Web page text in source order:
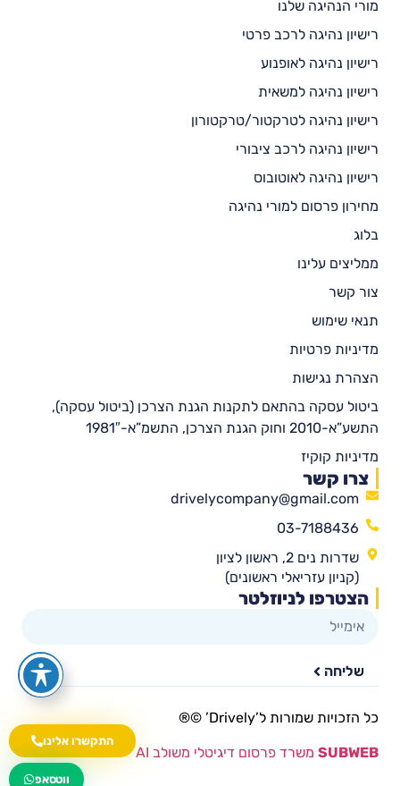
התקשרו אלינו
wa.me/535216644
ווטסאפ
מורי הנהיגה שלנו
רישיון נהיגה לרכב פרטי
רישיון נהיגה לאופנוע
רישיון נהיגה למשאית
רישיון נהיגה לטרקטור/טרקטורון
רישיון נהיגה לרכב ציבורי
רישיון נהיגה לאוטובוס
מחירון פרסום למורי נהיגה
בלוג
ממליצים עלינו
צור קשר
תנאי שימוש
מדיניות פרטיות
הצהרת נגישות
ביטול עסקה בהתאם לתקנות הגנת הצרכן (ביטול עסקה),
התשע”א-2010 וחוק הגנת הצרכן, התשמ”א-1981″
מדיניות קוקיז
צרו קשר
drivelycompany@gmail.com
03-7188436
שדרות נים 2, ראשון לציון
(קניון עזריאלי ראשונים)
הצטרפו לניוזלטר
שליחה
כל הזכויות שמורות ל’Drively’ ©®​
SUBWEB משרד פרסום דיגיטלי משולב AI